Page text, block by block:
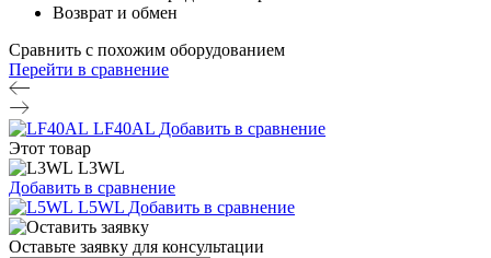
Возврат и обмен
Сравнить с похожим оборудованием
Перейти в сравнение
LF40AL Добавить в сравнение
Этот товар
L3WL
Добавить в сравнение
L5WL Добавить в сравнение
Оставьте заявку для консультации